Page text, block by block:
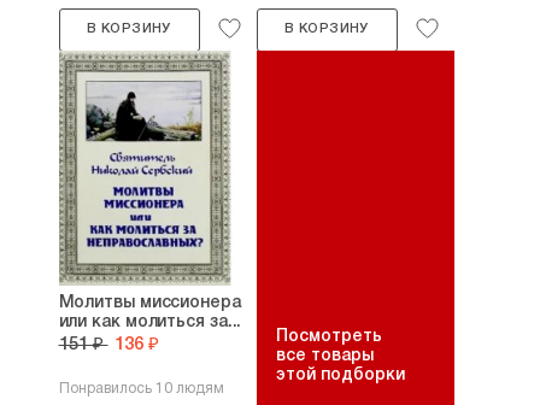
В КОРЗИНУ В КОРЗИНУ
Молитвы миссионера
или как молиться за...
151 ₽ 136 ₽
Понравилось 10 людям
Посмотреть
все товары
этой подборки